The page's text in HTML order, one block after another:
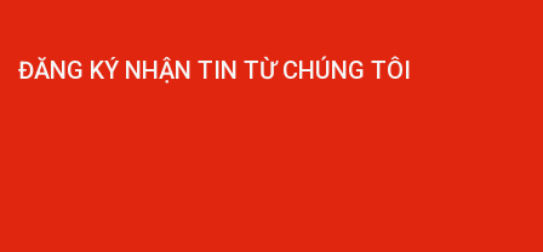
ĐĂNG KÝ NHẬN TIN TỪ CHÚNG TÔI